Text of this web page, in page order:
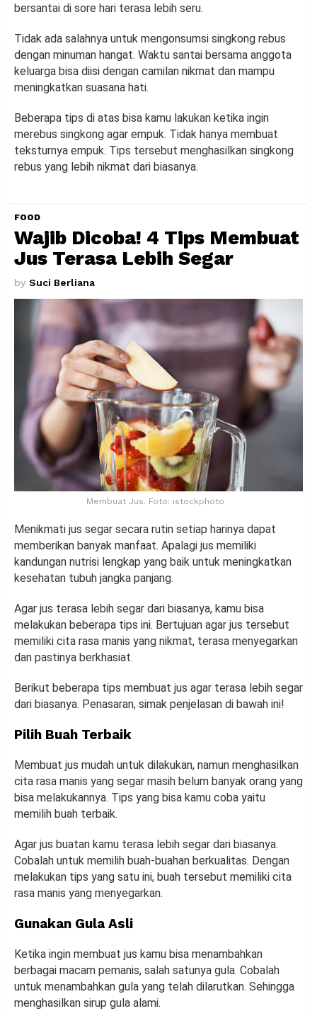
bersantai di sore hari terasa lebih seru.
Tidak ada salahnya untuk mengonsumsi singkong rebus
dengan minuman hangat. Waktu santai bersama anggota
keluarga bisa diisi dengan camilan nikmat dan mampu
meningkatkan suasana hati.
Beberapa tips di atas bisa kamu lakukan ketika ingin
merebus singkong agar empuk. Tidak hanya membuat
teksturnya empuk. Tips tersebut menghasilkan singkong
rebus yang lebih nikmat dari biasanya.
FOOD
Wajib Dicoba! 4 Tips Membuat
Jus Terasa Lebih Segar
by Suci Berliana
Membuat Jus. Foto: istockphoto
Menikmati jus segar secara rutin setiap harinya dapat
memberikan banyak manfaat. Apalagi jus memiliki
kandungan nutrisi lengkap yang baik untuk meningkatkan
kesehatan tubuh jangka panjang.
Agar jus terasa lebih segar dari biasanya, kamu bisa
melakukan beberapa tips ini. Bertujuan agar jus tersebut
memiliki cita rasa manis yang nikmat, terasa menyegarkan
dan pastinya berkhasiat.
Berikut beberapa tips membuat jus agar terasa lebih segar
dari biasanya. Penasaran, simak penjelasan di bawah ini!
Pilih Buah Terbaik
Membuat jus mudah untuk dilakukan, namun menghasilkan
cita rasa manis yang segar masih belum banyak orang yang
bisa melakukannya. Tips yang bisa kamu coba yaitu
memilih buah terbaik.
Agar jus buatan kamu terasa lebih segar dari biasanya.
Cobalah untuk memilih buah-buahan berkualitas. Dengan
melakukan tips yang satu ini, buah tersebut memiliki cita
rasa manis yang menyegarkan.
Gunakan Gula Asli
Ketika ingin membuat jus kamu bisa menambahkan
berbagai macam pemanis, salah satunya gula. Cobalah
untuk menambahkan gula yang telah dilarutkan. Sehingga
menghasilkan sirup gula alami.